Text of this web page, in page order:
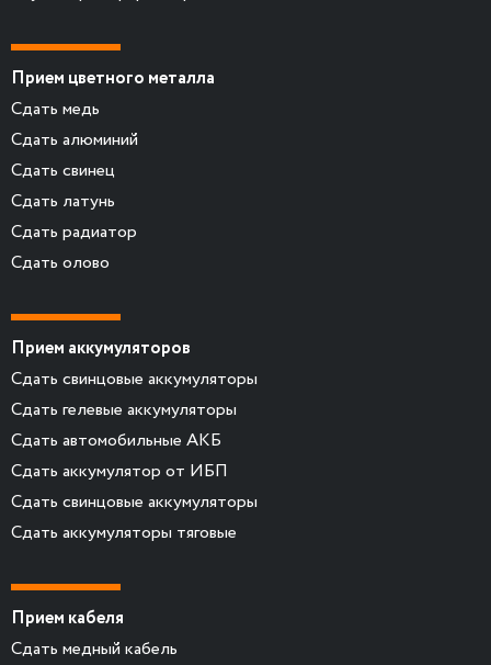
Прием цветного металла
Сдать медь
Сдать алюминий
Сдать свинец
Сдать латунь
Сдать радиатор
Сдать олово
Прием аккумуляторов
Сдать свинцовые аккумуляторы
Сдать гелевые аккумуляторы
Сдать автомобильные АКБ
Сдать аккумулятор от ИБП
Сдать свинцовые аккумуляторы
Сдать аккумуляторы тяговые
Прием кабеля
Сдать медный кабель